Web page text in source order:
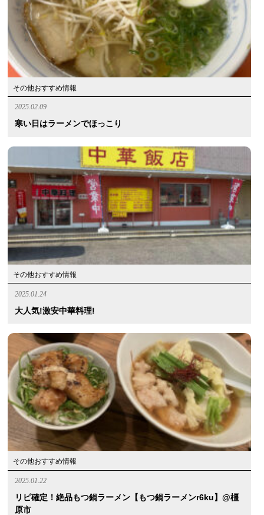
その他おすすめ情報
2025.02.09
寒い日はラーメンでほっこり
その他おすすめ情報
2025.01.24
大人気!激安中華料理!
その他おすすめ情報
2025.01.22
リピ確定！絶品もつ鍋ラーメン【もつ鍋ラーメンr6ku】@橿
原市